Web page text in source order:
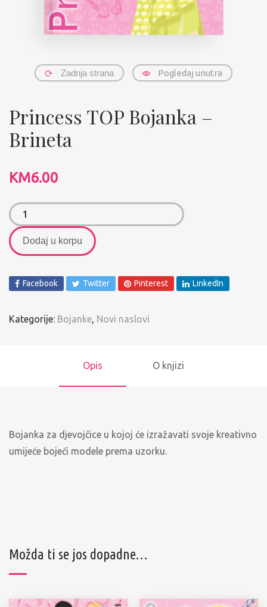
Zadnja strana Pogledaj unutra
Princess TOP Bojanka –
Brineta
KM6.00
Dodaj u korpu
Facebook Twitter Pinterest LinkedIn
Kategorije: Bojanke, Novi naslovi
Opis O knjizi
Bojanka za djevojčice u kojoj će izražavati svoje kreativno
umijeće bojeći modele prema uzorku.
Možda ti se jos dopadne…